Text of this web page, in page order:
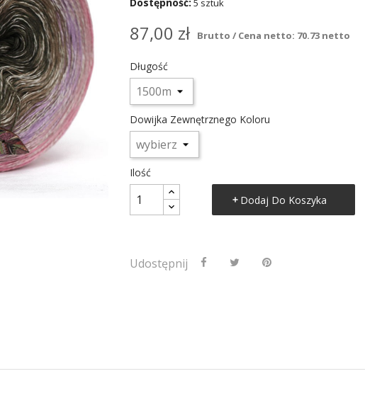
5 sztuk
87,00 zł Brutto / Cena netto: 70.73 netto
Długość
Dowijka Zewnętrznego Koloru
Ilość
Dodaj Do Koszyka
Udostępnij